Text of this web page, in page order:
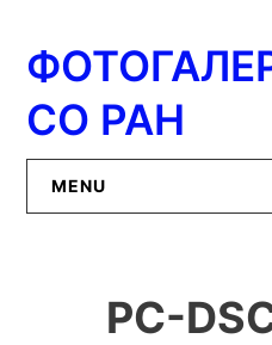
содержимому
СО РАН
MENU
ИЦиГ
PC-